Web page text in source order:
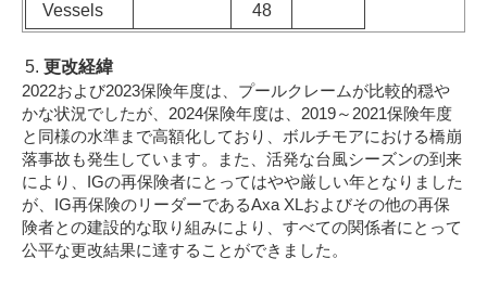
Vessels
48
更改経緯
2022および2023保険年度は、プールクレームが比較的穏や
かな状況でしたが、2024保険年度は、2019～2021保険年度
と同様の水準まで高額化しており、ボルチモアにおける橋崩
落事故も発生しています。また、活発な台風シーズンの到来
により、IGの再保険者にとってはやや厳しい年となりました
が、IG再保険のリーダーであるAxa XLおよびその他の再保
険者との建設的な取り組みにより、すべての関係者にとって
公平な更改結果に達することができました。